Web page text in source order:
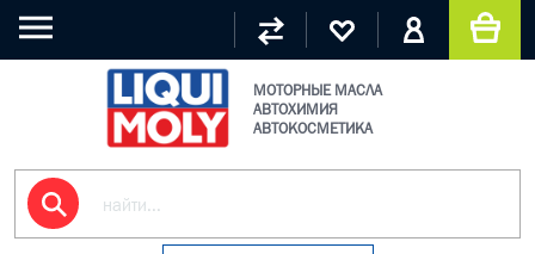
МОТОРНЫЕ МАСЛА
АВТОХИМИЯ
АВТОКОСМЕТИКА